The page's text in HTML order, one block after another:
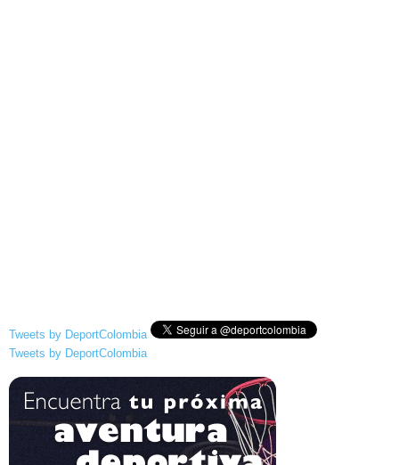
Tweets by DeportColombia
Tweets by DeportColombia